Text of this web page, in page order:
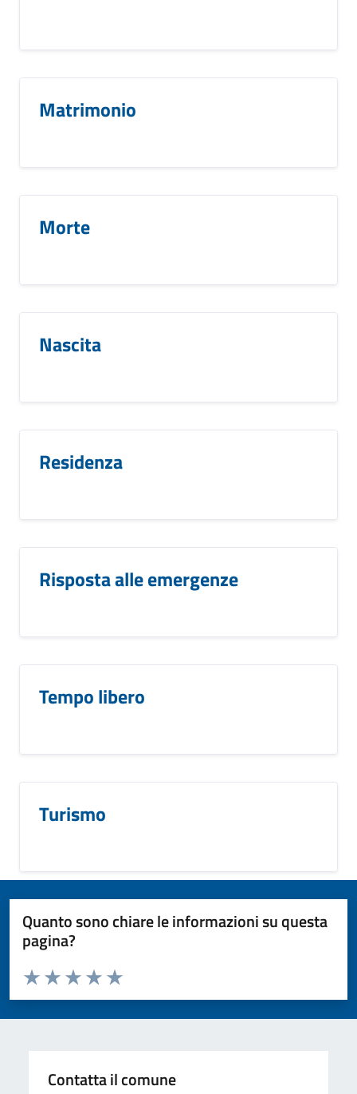
Matrimonio
Morte
Nascita
Residenza
Risposta alle emergenze
Tempo libero
Turismo
Quanto sono chiare le informazioni su questa
pagina?
Valuta da 1 a 5 stelle la pagina
Valuta 5 stelle su 5
Valuta 4 stelle su 5
Valuta 3 stelle su 5
Valuta 2 stelle su 5
Valuta 1 stelle su 5
Contatta il comune